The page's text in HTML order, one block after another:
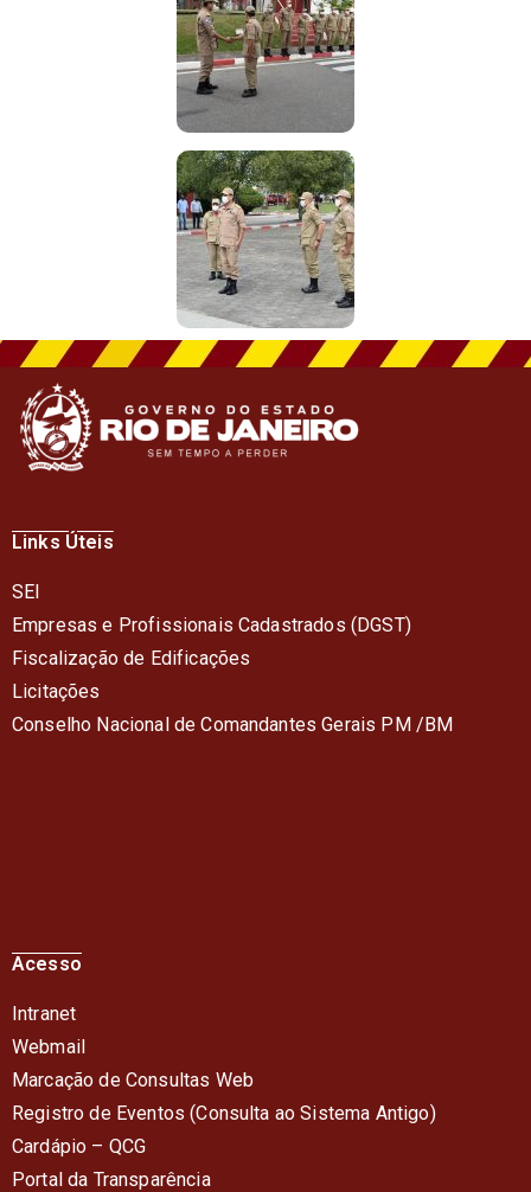
Links Úteis
SEI
Empresas e Profissionais Cadastrados (DGST)
Fiscalização de Edificações
Licitações
Conselho Nacional de Comandantes Gerais PM /BM
Acesso
Intranet
Webmail
Marcação de Consultas Web
Registro de Eventos (Consulta ao Sistema Antigo)
Cardápio – QCG
Portal da Transparência